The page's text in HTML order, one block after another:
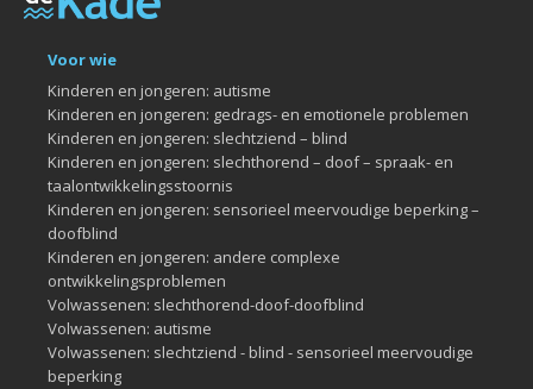
Voor wie
Kinderen en jongeren: autisme
Kinderen en jongeren: gedrags- en emotionele problemen
Kinderen en jongeren: slechtziend – blind
Kinderen en jongeren: slechthorend – doof – spraak- en
taalontwikkelingsstoornis
Kinderen en jongeren: sensorieel meervoudige beperking –
doofblind
Kinderen en jongeren: andere complexe
ontwikkelingsproblemen
Volwassenen: slechthorend-doof-doofblind
Volwassenen: autisme
Volwassenen: slechtziend - blind - sensorieel meervoudige
beperking